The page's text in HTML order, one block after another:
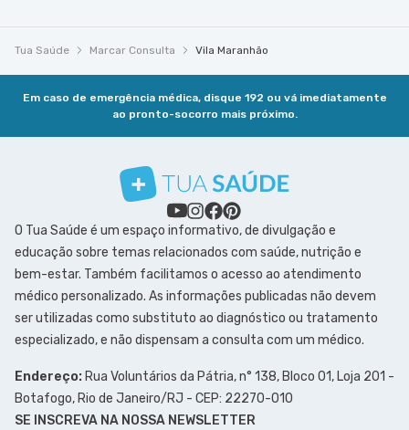
Tua Saúde Marcar Consulta Vila Maranhão
Em caso de emergência médica, disque 192 ou vá imediatamente
ao pronto-socorro mais próximo.
O Tua Saúde é um espaço informativo, de divulgação e
educação sobre temas relacionados com saúde, nutrição e
bem-estar. Também facilitamos o acesso ao atendimento
médico personalizado. As informações publicadas não devem
ser utilizadas como substituto ao diagnóstico ou tratamento
especializado, e não dispensam a consulta com um médico.
Endereço: Rua Voluntários da Pátria, n° 138, Bloco 01, Loja 201 -
Botafogo, Rio de Janeiro/RJ - CEP: 22270-010
SE INSCREVA NA NOSSA NEWSLETTER